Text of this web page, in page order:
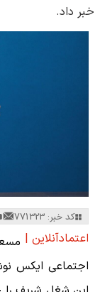
خبر داد.
کد خبر: 771323
اعتمادآنلاین |
اجتماعی ایکس